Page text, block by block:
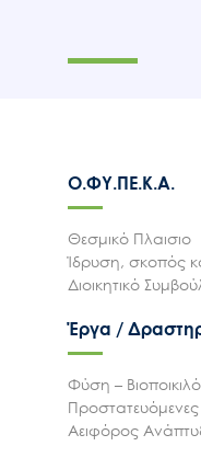
Ο.ΦΥ.ΠΕ.Κ.Α.
Θεσμικό Πλαισιο
Ίδρυση, σκοπός
Διοικητικό
Έργα /
Φύση –
Προστατευόμενες
Αειφόρος